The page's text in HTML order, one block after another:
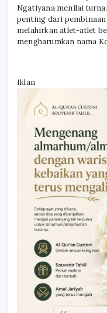
Ngatiyana menilai
penting dari
melahirkan atlet-atlet
mengharumkan nama
Iklan